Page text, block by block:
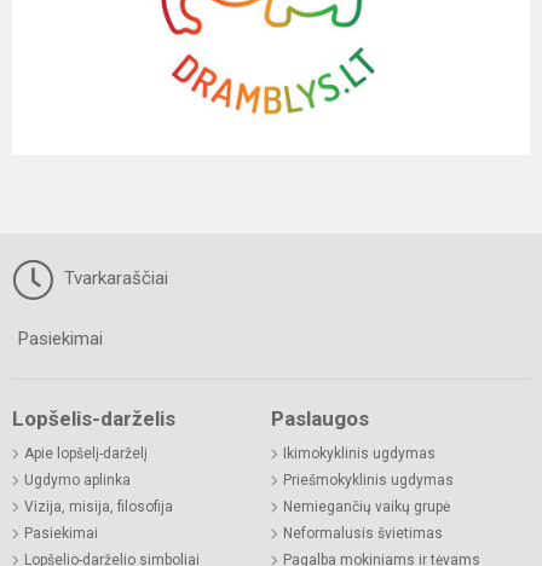
Tvarkaraščiai
Pasiekimai
Lopšelis-darželis
Apie lopšelį-darželį
Ugdymo aplinka
Vizija, misija, filosofija
Pasiekimai
Lopšelio-darželio simboliai
Paslaugos
Ikimokyklinis ugdymas
Priešmokyklinis ugdymas
Nemiegančių vaikų grupė
Neformalusis švietimas
Pagalba mokiniams ir tėvams